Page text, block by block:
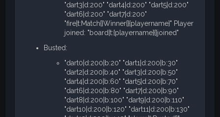
"dart3|d:200" "dart4|d:200" "dart5|d:200"
"dart6|d:200" "dart7|d:200"
"fire|t:Match{}Winner{}{playername}" Player
joined: "board|t:{playername}{}joined"
Busted:
"dart0|d:200|b:20" "dart1|d:200|b:30"
"dart2|d:200|b:40" "dart3|d:200|b:50"
"dart4|d:200|b:60" "dart5|d:200|b:70"
"dart6|d:200|b:80" "dart7|d:200|b:90"
"dart8|d:200|b:100" "dart9|d:200|b:110"
"dart10|d:200|b:120" "dart11|d:200|b:130"